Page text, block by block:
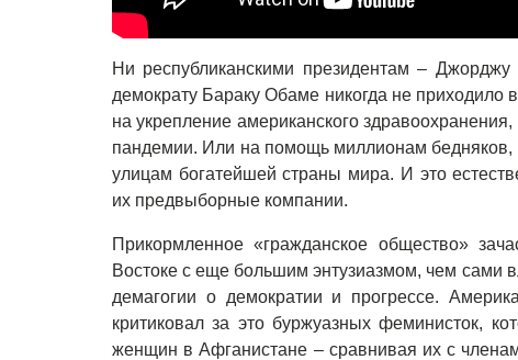
Ни республиканскими президентам –
демократу Бараку Обаме никогда не приходило
на укрепление американского
пандемии. Или на помощь миллионам бедняков,
улицам богатейшей страны мира. И это
их предвыборные компании.
Прикормленное «гражданское общество»
Востоке с еще большим энтузиазмом, чем сами
демагогии о демократии и прогрессе.
критиковал за это буржуазных феминисток,
женщин в Афганистане – сравнивая их с